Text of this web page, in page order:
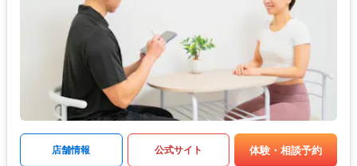
店舗情報 公式サイト 体験・相談予約